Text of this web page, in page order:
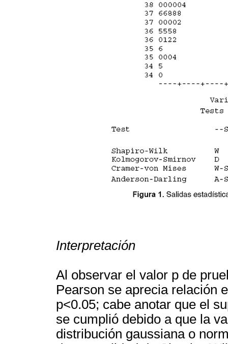
Interpretación
Al observar el valor p de
Pearson se aprecia relación
p<0.05; cabe anotar que el
se cumplió debido a que la
distribución gaussiana o